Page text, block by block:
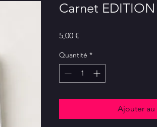
Carnet EDITION
5,00 €
Quantité *
Ajouter au